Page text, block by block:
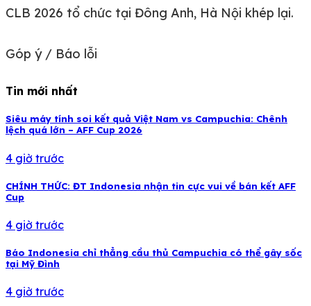
CLB 2026 tổ chức tại Đông Anh, Hà Nội khép lại.
Góp ý / Báo lỗi
Tin mới nhất
Siêu máy tính soi kết quả Việt Nam vs Campuchia: Chênh
lệch quá lớn – AFF Cup 2026
4 giờ trước
CHÍNH THỨC: ĐT Indonesia nhận tin cực vui về bán kết AFF
Cup
4 giờ trước
Báo Indonesia chỉ thẳng cầu thủ Campuchia có thể gây sốc
tại Mỹ Đình
4 giờ trước